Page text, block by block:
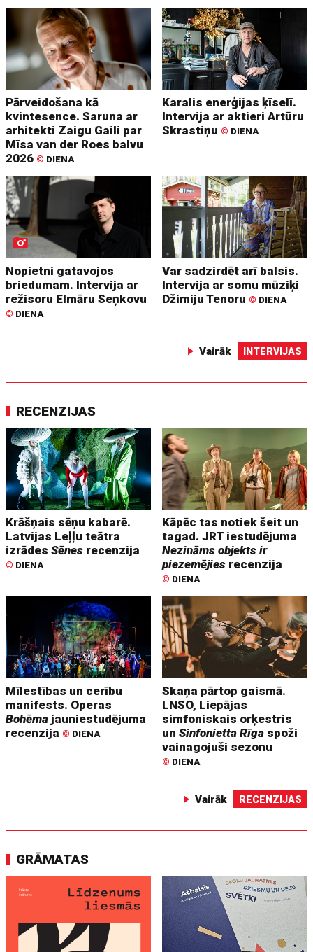
Pārveidošana kā
kvintesence. Saruna ar
arhitekti Zaigu Gaili par
Mīsa van der Roes balvu
2026 © DIENA
Karalis enerģijas ķīselī.
Intervija ar aktieri Artūru
Skrastiņu © DIENA
Nopietni gatavojos
briedumam. Intervija ar
režisoru Elmāru Seņkovu
© DIENA
Var sadzirdēt arī balsis.
Intervija ar somu mūziķi
Džimiju Tenoru © DIENA
Vairāk INTERVIJAS
RECENZIJAS
Krāšņais sēņu kabarē.
Latvijas Leļļu teātra
izrādesSēnes recenzija
© DIENA
Kāpēc tas notiek šeit un
tagad. JRT iestudējuma
Nezināms objekts ir
piezemējies recenzija
© DIENA
Mīlestības un cerību
manifests. Operas
Bohēma jauniestudējuma
recenzija © DIENA
Skaņa pārtop gaismā.
LNSO, Liepājas
simfoniskais orķestris
unSinfonietta Rīga spoži
vainagojuši sezonu
© DIENA
Vairāk RECENZIJAS
GRĀMATAS